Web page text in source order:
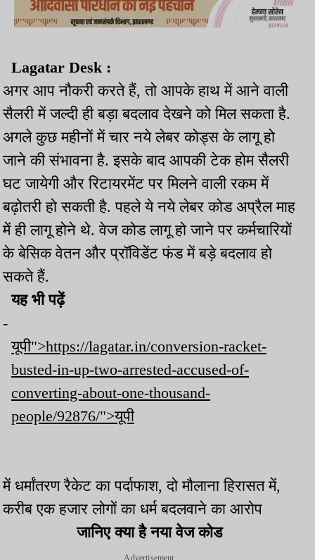
Lagatar Desk :
अगर आप नौकरी करते हैं, तो आपके हाथ में आने वाली
सैलरी में जल्दी ही बड़ा बदलाव देखने को मिल सकता है.
अगले कुछ महीनों में चार नये लेबर कोड्स के लागू हो
जाने की संभावना है. इसके बाद आपकी टेक होम सैलरी
घट जायेगी और रिटायरमेंट पर मिलने वाली रकम में
बढ़ोतरी हो सकती है. पहले ये नये लेबर कोड अप्रैल माह
में ही लागू होने थे. वेज कोड लागू हो जाने पर कर्मचारियों
के बेसिक वेतन और प्रॉविडेंट फंड में बड़े बदलाव हो
सकते हैं.
यह भी पढ़ें
-
यूपी">https://lagatar.in/conversion-racket-
busted-in-up-two-arrested-accused-of-
converting-about-one-thousand-
people/92876/">यूपी
में धर्मांतरण रैकेट का पर्दाफाश, दो मौलाना हिरासत में,
करीब एक हजार लोगों का धर्म बदलवाने का आरोप
जानिए क्या है नया वेज कोड
Advertisement